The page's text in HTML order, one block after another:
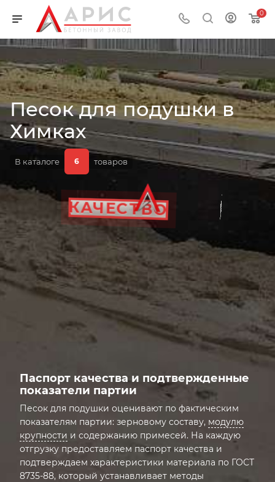
0
Песок для подушки в
Химках
В каталоге 6 товаров
НАЗНАЧЕНИЕ
ОБЪЕМ
КАЧЕСТВО
ЦЕНА
ДОСТАВКА
Паспорт качества и подтвержденные
показатели партии
Песок для подушки оценивают по фактическим
показателям партии: зерновому составу, модулю
крупности и содержанию примесей. На каждую
отгрузку предоставляем паспорт качества и
подтверждаем характеристики материала по ГОСТ
8735-88, который устанавливает методы